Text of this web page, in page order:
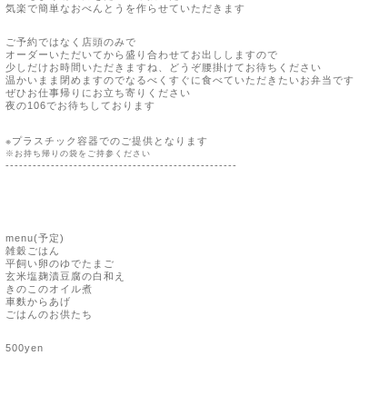
気楽で簡単なおべんとうを作らせていただきます
ご予約ではなく店頭のみで
オーダーいただいてから盛り合わせてお出ししますので
少しだけお時間いただきますね、
どうぞ腰掛けてお待ちください
温かいまま閉めますのでなるべくすぐに食べていただきたいお弁当です
ぜひお仕事帰りにお立ち寄りください
夜の106でお待ちしております
※プラスチック容器でのご提供となります
※お持ち帰りの袋をご持参ください
---------------------------------------------------
menu(予定)
雑穀ごはん
平飼い卵のゆでたまご
玄米塩麹漬豆腐の白和え
きのこのオイル煮
車麩からあげ
ごはんのお供たち
500yen